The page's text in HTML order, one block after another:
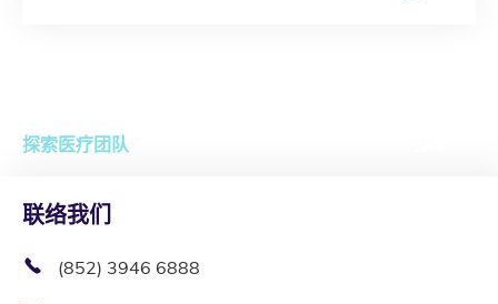
探索医疗团队
联络我们
(852) 3946 6888